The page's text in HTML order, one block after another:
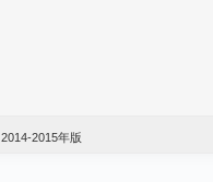
2014-2015年版